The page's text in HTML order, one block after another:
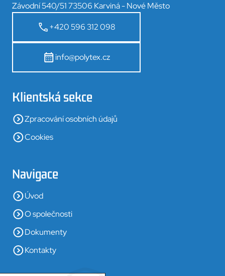
Závodní 540/51 73506 Karviná - Nové Město
+420 596 312 098
info@polytex.cz
Klientská sekce
Zpracování osobních údajů
Cookies
Navigace
Úvod
O společnosti
Dokumenty
Kontakty